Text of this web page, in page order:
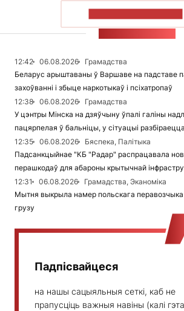
12:42 06.08.2026
Грамадства
Беларус арыштаваны ў Варшаве на падставе
захоўванні і збыце наркотыкаў і псіхатропаў
12:38
06.08.2026
Грамадства
У цэнтры Мінска на дзяўчыну ўпалі галіны
пацярпелая ў бальніцы, у сітуацыі
12:35
06.08.2026
Бяспека, Палітыка
Падсанкцыйнае "КБ "Радар" распрацавала
перашкодаў для абароны крытычнай
12:31
06.08.2026
Грамадства, Эканоміка
Мытня выкрыла намер польскага перавозчыка
грузу
Падпісвайцеся
на нашы сацыяльныя сеткі, каб не
прапусціць важныя навіны (калі гэта